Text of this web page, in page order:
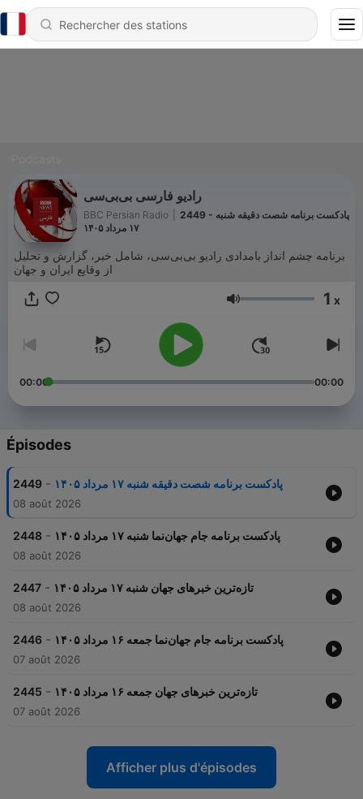
رادیو فارسی بی‌بی‌سی
BBC Persian Radio
2449 - پادکست برنامه شصت دقیقه شنبه
۱۷ مرداد ۱۴۰۵
برنامه چشم انداز بامدادی رادیو بی‌بی‌سی، شامل خبر، گزارش و تحلیل
از وقایع ایران و جهان
Volume 1 x
00:00 00:00
Épisodes
2449 - پادکست برنامه شصت دقیقه شنبه ۱۷ مرداد ۱۴۰۵
08 août 2026
2448 - پادکست برنامه جام جهان‌نما شنبه ۱۷ مرداد ۱۴۰۵
08 août 2026
2447 - تازه‌ترین خبرهای جهان شنبه ۱۷ مرداد ۱۴۰۵
08 août 2026
2446 - پادکست برنامه جام جهان‌نما جمعه ۱۶ مرداد ۱۴۰۵
07 août 2026
2445 - تازه‌ترین خبرهای جهان جمعه ۱۶ مرداد ۱۴۰۵
07 août 2026
Afficher plus d'épisodes